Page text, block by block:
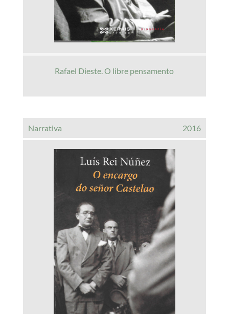
Rafael Dieste. O libre pensamento
Narrativa 2016